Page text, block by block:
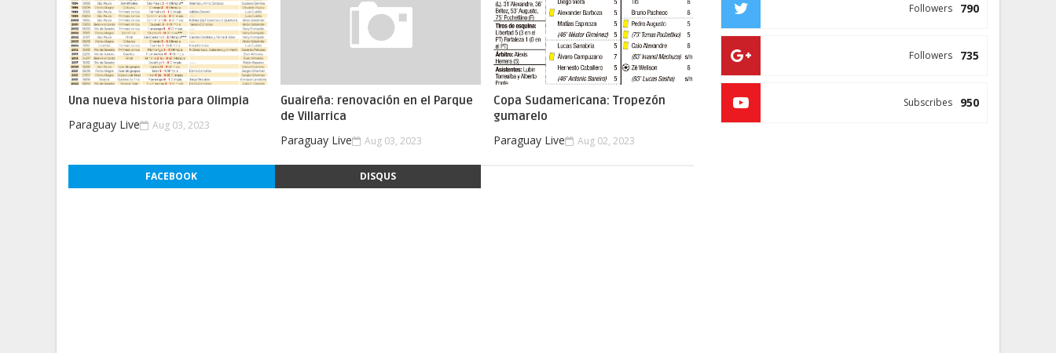
Una nueva historia para Olimpia
Paraguay Live Aug 03, 2023
Guaireña: renovación en el Parque
de Villarrica
Paraguay Live Aug 03, 2023
Copa Sudamericana: Tropezón
gumarelo
Paraguay Live Aug 02, 2023
FACEBOOK DISQUS
790
Followers
735
Followers
950
Subscribes